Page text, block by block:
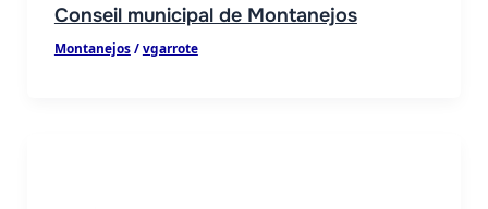
Conseil municipal de Montanejos
Montanejos/vgarrote